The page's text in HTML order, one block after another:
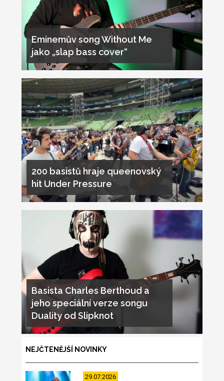
Eminemův song Without Me
jako „slap bass cover“
200 basistů hraje queenovský
hit Under Pressure
Basista Charles Berthoud a
jeho speciální verze songu
Duality od Slipknot
NEJČTENĚJŠÍ NOVINKY
29.07.2026